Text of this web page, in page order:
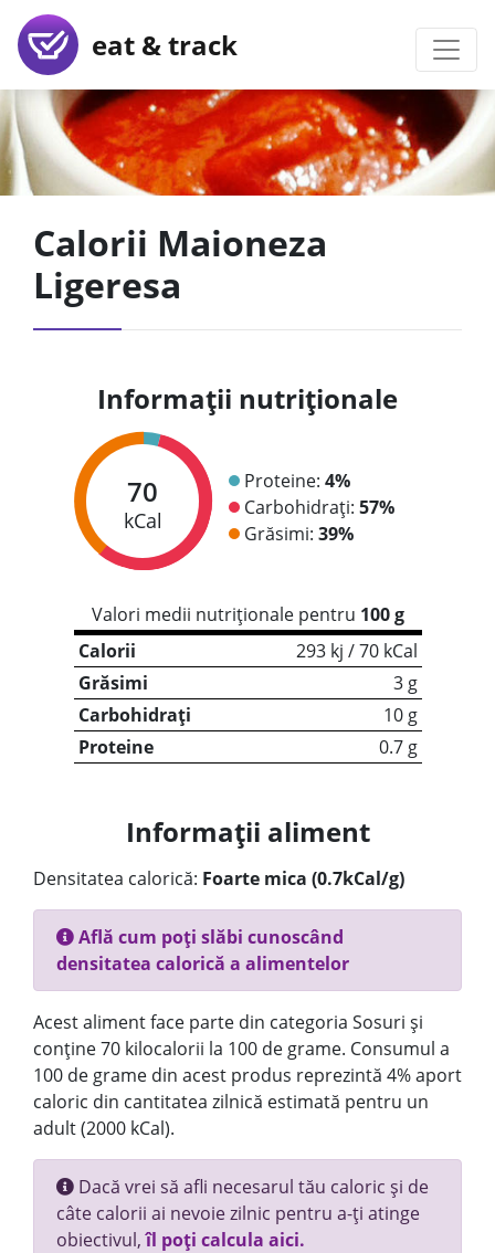
eat & track
Calorii Maioneza
Ligeresa
Informații nutriționale
70
kCal
Proteine: 4%
Carbohidrați: 57%
Grăsimi: 39%
Valori medii nutriționale pentru 100 g
Calorii
293 kj / 70 kCal
Grăsimi
3 g
Carbohidrați
10 g
Proteine
0.7 g
Informații aliment
Densitatea calorică: Foarte mica (0.7kCal/g)
Află cum poți slăbi cunoscând
densitatea calorică a alimentelor
Acest aliment face parte din categoria Sosuri și
conține 70 kilocalorii la 100 de grame. Consumul a
100 de grame din acest produs reprezintă 4% aport
caloric din cantitatea zilnică estimată pentru un
adult (2000 kCal).
Dacă vrei să afli necesarul tău caloric și de
câte calorii ai nevoie zilnic pentru a-ți atinge
obiectivul,îl poți calcula aici.